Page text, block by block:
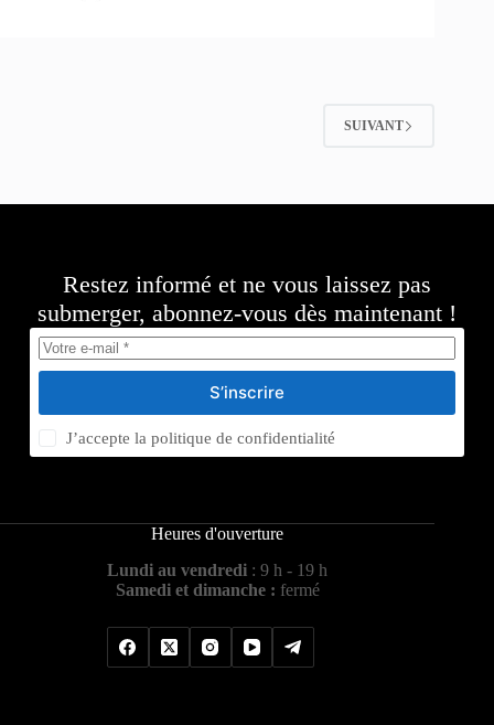
SUIVANT
Restez informé et ne vous laissez pas
submerger, abonnez-vous dès maintenant !
S’inscrire
J’accepte lapolitique de confidentialité
Heures d'ouverture
Lundi au vendredi : 9 h - 19 h
Samedi et dimanche : fermé